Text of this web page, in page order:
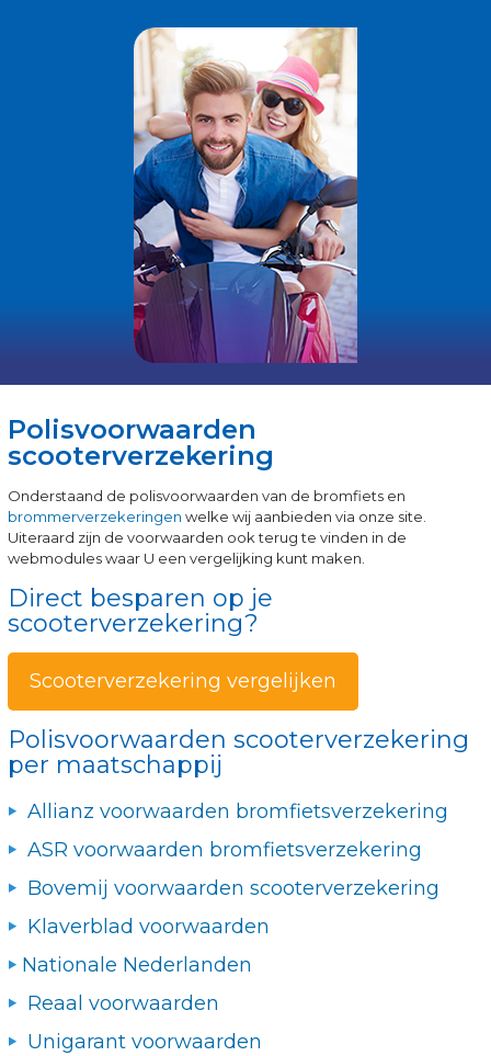
Polisvoorwaarden
scooterverzekering
Onderstaand de polisvoorwaarden van de bromfiets en
brommerverzekeringen welke wij aanbieden via onze site.
Uiteraard zijn de voorwaarden ook terug te vinden in de
webmodules waar U een vergelijking kunt maken.
Direct besparen op je
scooterverzekering?
Scooterverzekering vergelijken
Polisvoorwaarden scooterverzekering
per maatschappij
Allianz voorwaarden bromfietsverzekering
ASR voorwaarden bromfietsverzekering
Bovemij voorwaarden scooterverzekering
Klaverblad voorwaarden
Nationale Nederlanden
Reaal voorwaarden
Unigarant voorwaarden